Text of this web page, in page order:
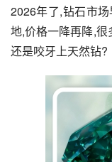
2026年了,钻石市
地,价格一降再降,
还是咬牙上天然钻?